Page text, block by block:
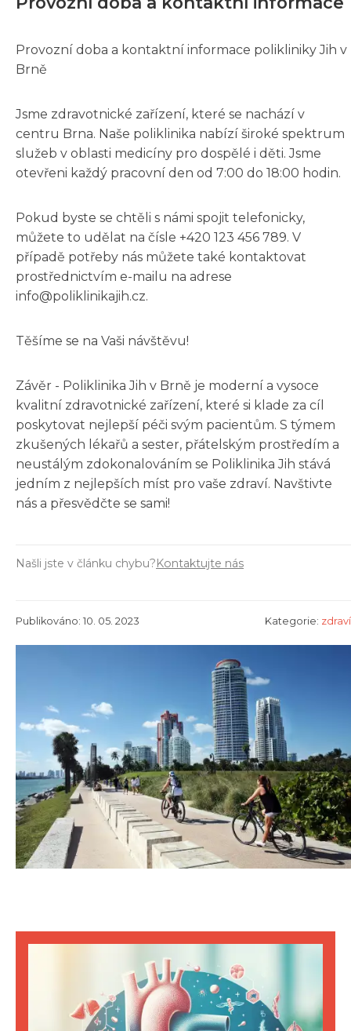
Provozní doba a kontaktní informace polikliniky Jih v
Brně
Jsme zdravotnické zařízení, které se nachází v
centru Brna. Naše poliklinika nabízí široké spektrum
služeb v oblasti medicíny pro dospělé i děti. Jsme
otevřeni každý pracovní den od 7:00 do 18:00 hodin.
Pokud byste se chtěli s námi spojit telefonicky,
můžete to udělat na čísle +420 123 456 789. V
případě potřeby nás můžete také kontaktovat
prostřednictvím e-mailu na adrese
info@poliklinikajih.cz.
Těšíme se na Vaši návštěvu!
Závěr - Poliklinika Jih v Brně je moderní a vysoce
kvalitní zdravotnické zařízení, které si klade za cíl
poskytovat nejlepší péči svým pacientům. S týmem
zkušených lékařů a sester, přátelským prostředím a
neustálým zdokonalováním se Poliklinika Jih stává
jedním z nejlepších míst pro vaše zdraví. Navštivte
nás a přesvědčte se sami!
Našli jste v článku chybu?Kontaktujte nás
Publikováno: 10. 05. 2023 Kategorie: zdraví